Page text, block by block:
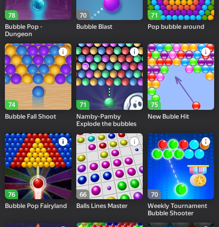
78
Bubble Pop -
Dungeon
70
Bubble Blast
71
Pop bubble around
74
Bubble Fall Shoot
71
Namby-Pamby
Explode the bubbles
75
New Buble Hit
76
Bubble Pop Fairyland
66
Balls Lines Master
70
Weekly Tournament
Bubble Shooter